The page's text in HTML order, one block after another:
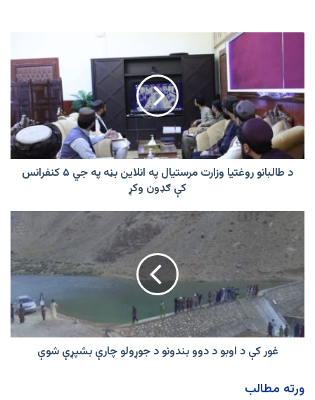
د
طالبانو
مرستیال
په
انلاین
بڼه
په
جي
کې
ګډون
وکړ
د طالبانو روغتیا وزارت مرستیال په انلاین بڼه په جي ۵ کنفرانس
کې ګډون وکړ
اوبو
د
دوو
بندونو
د
جوړولو
غور کې د اوبو د دوو بندونو د جوړولو چارې بشپړې شوې
ورته مطالب